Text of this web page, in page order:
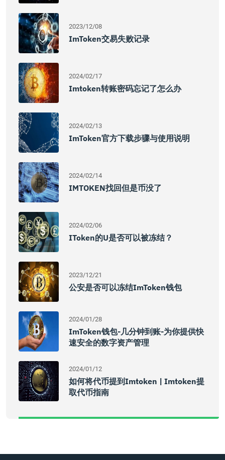
2023/12/08
ImToken交易失败记录
2024/02/17
Imtoken转账密码忘记了怎么办
2024/02/13
ImToken官方下载步骤与使用说明
2024/02/14
IMTOKEN找回但是币没了
2024/02/06
IToken的U是否可以被冻结？
2023/12/21
公安是否可以冻结imToken钱包
2024/01/28
ImToken钱包-几分钟到账-为你提供快
速安全的数字资产管理
2024/01/12
如何将代币提到imtoken | Imtoken提
取代币指南